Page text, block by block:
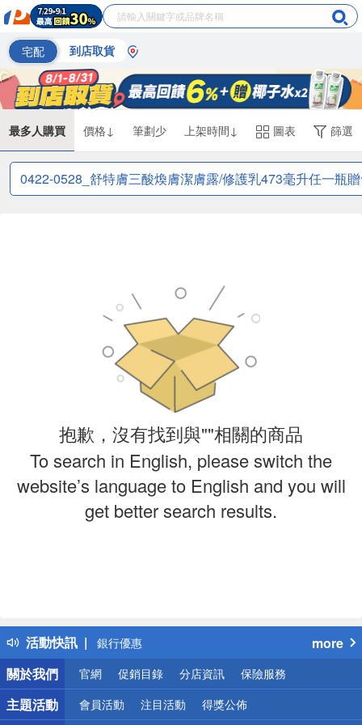
宅配 到店取貨
最多人購買 價格↓ 筆劃少 上架時間↓ 圖表 篩選
0422-0528_舒特膚三酸煥膚潔膚露/修護乳473毫升任一瓶
抱歉，沒有找到與""相關的商品
To search in English, please switch the
website’s language to English and you will
get better search results.
活動快訊
熱門話題
銀行優惠
偏遠地區配送
詐騙網頁！請小心！
more
關於我們
官網 促銷目錄 分店資訊 保險服務
主題活動 會員活動 注目活動 得獎公佈